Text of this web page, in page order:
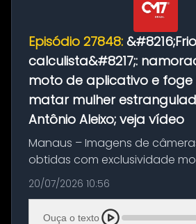
Episódio 27848:
calculista&#8217;:
moto de aplicativo e
matar mulher
Antônio Aleixo; veja vídeo
Manaus – Imagens de
obtidas com exclusividade
momento da fuga do principal
morte de Larissa Araújo, de 28
ocorreu na noite deste último
20/07/2026 10:56
Ouça o texto